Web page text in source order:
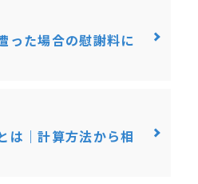
った場合の慰謝料に
は｜計算方法から相